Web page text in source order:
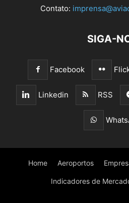
Contato:
SIGA-
Facebook
Linkedin RSS
Home Aeroportos
Indicadores de